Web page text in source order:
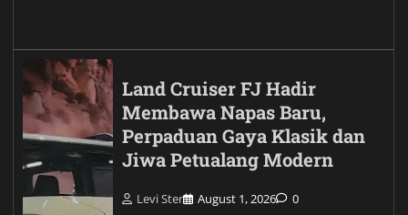
Land Cruiser FJ Hadir
Membawa Napas Baru,
Perpaduan Gaya Klasik dan
Jiwa Petualang Modern
Levi Ster August 1, 2026 0